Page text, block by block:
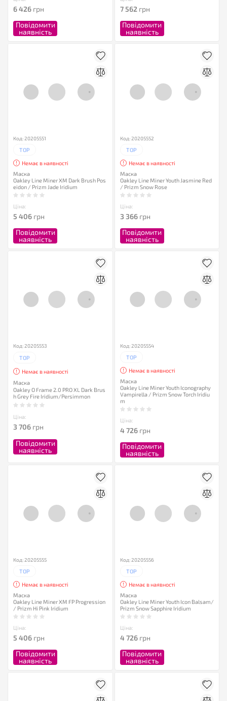
6 426 грн
Повідомити
наявність
7 562грн
Повідомити
наявність
Код: 20205551
TOP
Немає в наявності
Маска
Oakley Line Miner XM Dark Brush Pos
eidon / Prizm Jade Iridium
Ціна:
5 406 грн
Повідомити
наявність
Код: 20205552
TOP
Немає в наявності
Маска
Oakley Line Miner Youth Jasmine Red
/ Prizm Snow Rose
Ціна:
3 366грн
Повідомити
наявність
Код: 20205553
TOP
Немає в наявності
Маска
Oakley O Frame 2.0 PRO XL Dark Brus
h Grey Fire Iridium/Persimmon
Ціна:
3 706 грн
Повідомити
наявність
Код: 20205554
TOP
Немає в наявності
Маска
Oakley Line Miner Youth Iconography
Vampirella / Prizm Snow Torch Iridiu
m
Ціна:
4 726грн
Повідомити
наявність
Код: 20205555
TOP
Немає в наявності
Маска
Oakley Line Miner XM FP Progression
/ Prizm Hi Pink Iridium
Ціна:
5 406 грн
Повідомити
наявність
Код: 20205556
TOP
Немає в наявності
Маска
Oakley Line Miner Youth Icon Balsam/
Prizm Snow Sapphire Iridium
Ціна:
4 726грн
Повідомити
наявність